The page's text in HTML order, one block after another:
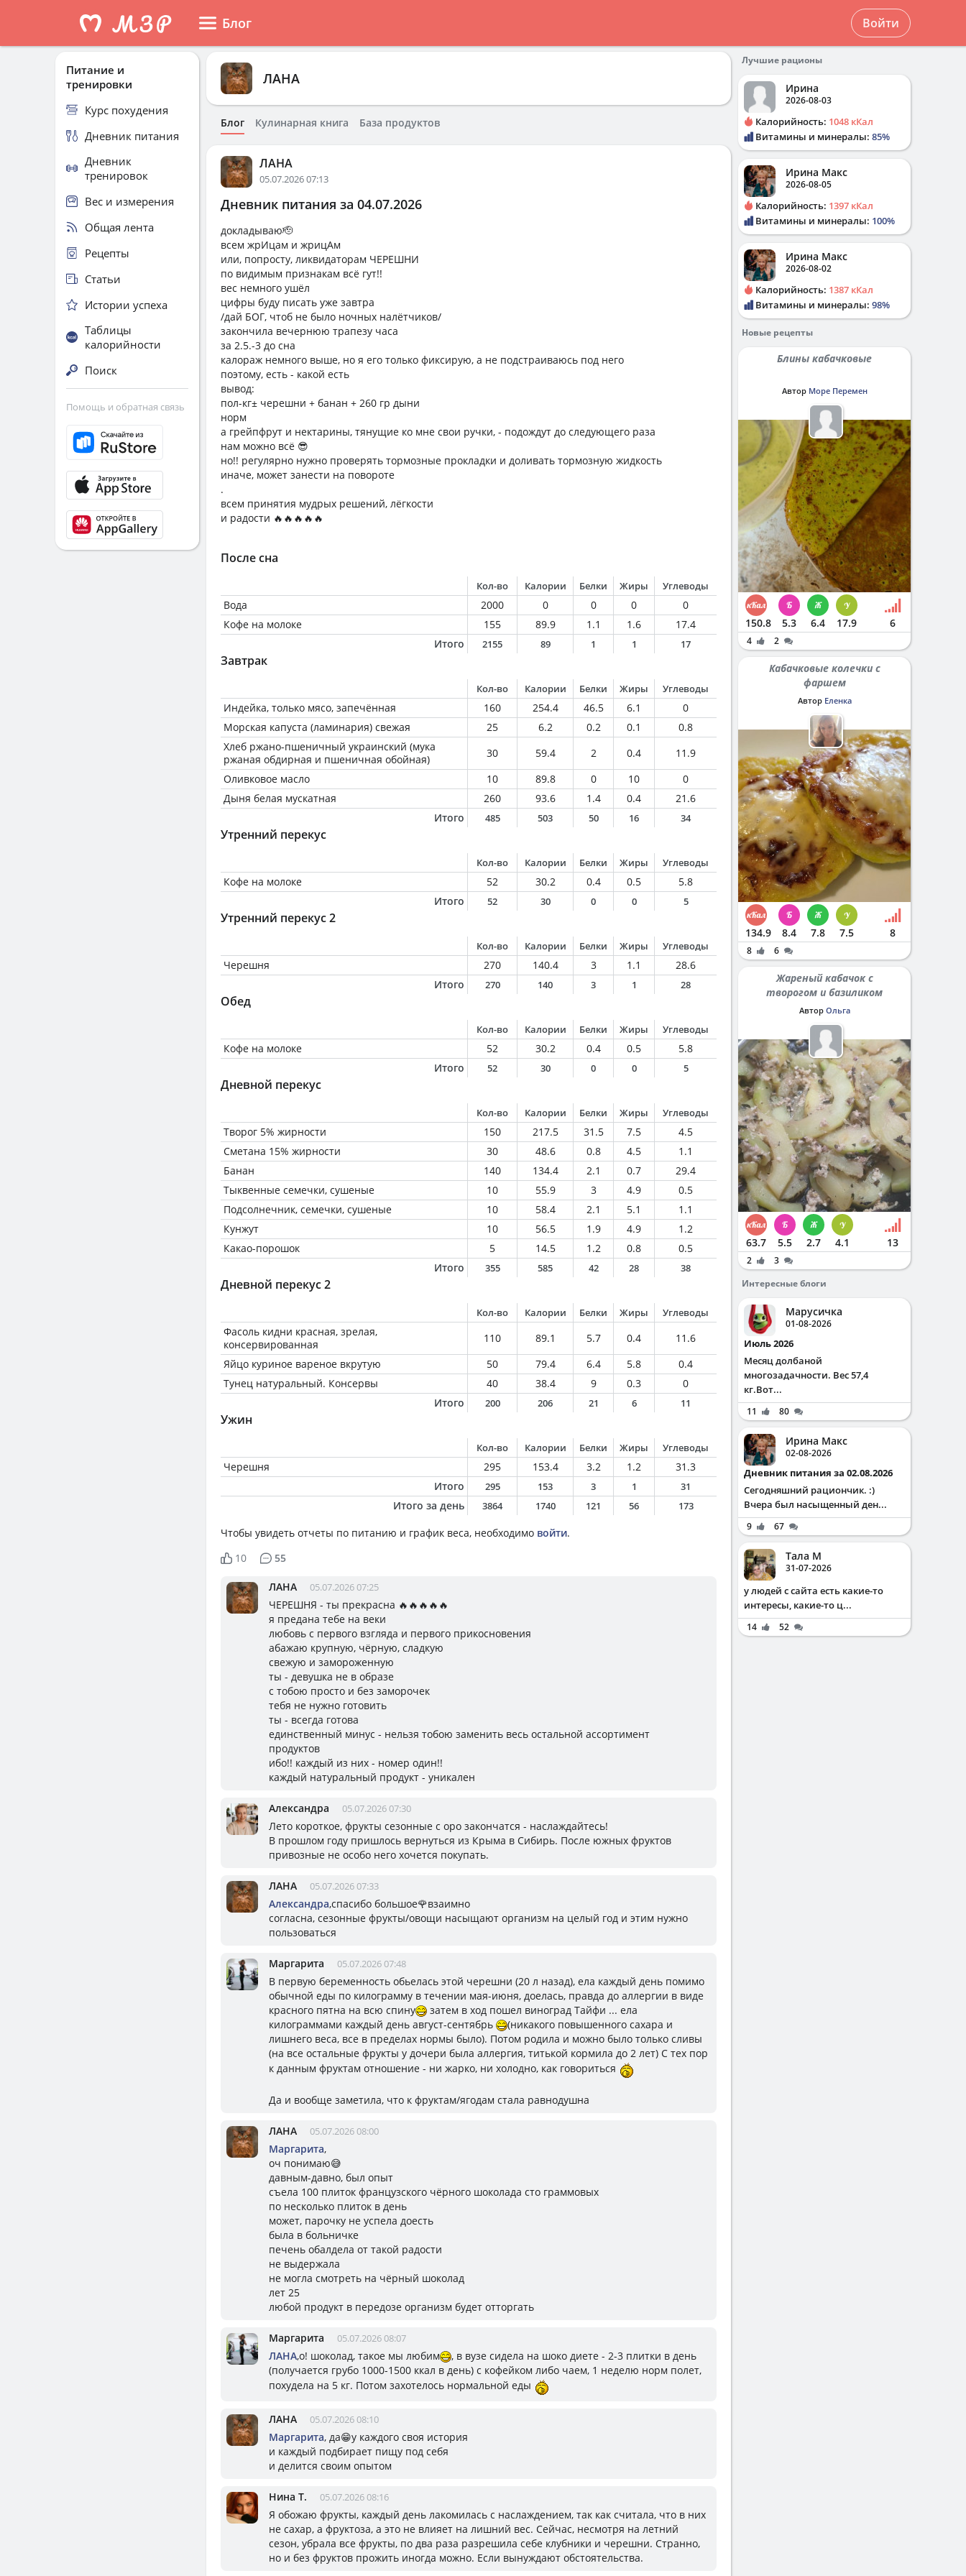
Блог Войти
ЛАНА
Блог Кулинарная книга База продуктов
ЛАНА
05.07.2026 07:13
Дневник питания за 04.07.2026
докладываю🫡
всем жрИцам и жрицАм
или, попросту, ликвидаторам ЧЕРЕШНИ
по видимым признакам всё гут!!
вес немного ушёл
цифры буду писать уже завтра
/дай БОГ, чтоб не было ночных налётчиков/
закончила вечернюю трапезу часа
за 2.5.-3 до сна
калораж немного выше, но я его только фиксирую, а не подстраиваюсь под него
поэтому, есть - какой есть
вывод:
пол-кг± черешни + банан + 260 гр дыни
норм
а грейпфрут и нектарины, тянущие ко мне свои ручки, - подождут до следующего раза
нам можно всё 😎
но!! регулярно нужно проверять тормозные прокладки и доливать тормозную жидкость
иначе, может занести на повороте
.
всем принятия мудрых решений, лёгкости
и радости 🔥🔥🔥🔥🔥
После сна
Кол-во Калории Белки Жиры Углеводы
Вода 2000 0 0 0
0
Кофе на молоке
155 89.9 1.1 1.6
17.4
Итого
2155 89 1 1 17
Завтрак
Кол-во Калории Белки Жиры Углеводы
Индейка, только мясо, запечённая 160 254.4 46.5 6.1
0
Морская капуста (ламинария) свежая
25 6.2 0.2 0.1
0.8
Хлеб ржано-пшеничный украинский (мука
ржаная обдирная и пшеничная обойная)
30 59.4 2 0.4
11.9
Оливковое масло
10 89.8 0 10
0
Дыня белая мускатная
260 93.6 1.4 0.4
21.6
Итого
485 503 50 16 34
Утренний перекус
Кол-во Калории Белки Жиры Углеводы
Кофе на молоке 52 30.2 0.4 0.5
5.8
Итого
52 30 0 0 5
Утренний перекус 2
Кол-во Калории Белки Жиры Углеводы
Черешня 270 140.4 3 1.1
28.6
Итого
270 140 3 1 28
Обед
Кол-во Калории Белки Жиры Углеводы
Кофе на молоке 52 30.2 0.4 0.5
5.8
Итого
52 30 0 0 5
Дневной перекус
Кол-во Калории Белки Жиры Углеводы
Творог 5% жирности 150 217.5 31.5 7.5
4.5
Сметана 15% жирности
30 48.6 0.8 4.5
1.1
Банан
140 134.4 2.1 0.7
29.4
Тыквенные семечки, сушеные
10 55.9 3 4.9
0.5
Подсолнечник, семечки, сушеные
10 58.4 2.1 5.1
1.1
Кунжут
10 56.5 1.9 4.9
1.2
Какао-порошок
5 14.5 1.2 0.8
0.5
Итого
355 585 42 28 38
Дневной перекус 2
Кол-во Калории Белки Жиры Углеводы
Фасоль кидни красная, зрелая,
консервированная
110 89.1 5.7 0.4
11.6
Яйцо куриное вареное вкрутую
50 79.4 6.4 5.8
0.4
Тунец натуральный. Консервы
40 38.4 9 0.3
0
Итого
200 206 21 6 11
Ужин
Кол-во Калории Белки Жиры Углеводы
Черешня 295 153.4 3.2 1.2
31.3
Итого
295 153 3 1 31
Итого за день 3864 1740 121 56 173
Чтобы увидеть отчеты по питанию и график веса, необходимо войти.
10
55
ЛАНА 05.07.2026 07:25
ЧЕРЕШНЯ - ты прекрасна 🔥🔥🔥🔥🔥
я предана тебе на веки
любовь с первого взгляда и первого прикосновения
абажаю крупную, чёрную, сладкую
свежую и замороженную
ты - девушка не в образе
с тобою просто и без заморочек
тебя не нужно готовить
ты - всегда готова
единственный минус - нельзя тобою заменить весь остальной ассортимент
продуктов
ибо!! каждый из них - номер один!!
каждый натуральный продукт - уникален
Александра 05.07.2026 07:30
Лето короткое, фрукты сезонные с оро закончатся - наслаждайтесь!
В прошлом году пришлось вернуться из Крыма в Сибирь. После южных фруктов
привозные не особо него хочется покупать.
ЛАНА 05.07.2026 07:33
Александра,спасибо большое🌹взаимно
согласна, сезонные фрукты/овощи насыщают организм на целый год и этим нужно
пользоваться
Маргарита 05.07.2026 07:48
В первую беременность обьелась этой черешни (20 л назад), ела каждый день помимо
обычной еды по килограмму в течении мая-июня, доелась, правда до аллергии в виде
красного пятна на всю спину
затем в ход пошел виноград Тайфи ... ела
килограммами каждый день август-сентябрь
(никакого повышенного сахара и
лишнего веса, все в пределах нормы было). Потом родила и можно было только сливы
(на все остальные фрукты у дочери была аллергия, титькой кормила до 2 лет) С тех пор
к данным фруктам отношение - ни жарко, ни холодно, как говориться
Да и вообще заметила, что к фруктам/ягодам стала равнодушна
ЛАНА 05.07.2026 08:00
Маргарита,
оч понимаю😅
давным-давно, был опыт
съела 100 плиток французского чёрного шоколада сто граммовых
по несколько плиток в день
может, парочку не успела доесть
была в больничке
печень обалдела от такой радости
не выдержала
не могла смотреть на чёрный шоколад
лет 25
любой продукт в передозе организм будет отторгать
Маргарита 05.07.2026 08:07
ЛАНА,о! шоколад, такое мы любим
, в вузе сидела на шоко диете - 2-3 плитки в день
(получается грубо 1000-1500 ккал в день) с кофейком либо чаем, 1 неделю норм полет,
похудела на 5 кг. Потом захотелось нормальной еды
ЛАНА 05.07.2026 08:10
Маргарита, да😁у каждого своя история
и каждый подбирает пищу под себя
и делится своим опытом
Нина Т. 05.07.2026 08:16
Я обожаю фрукты, каждый день лакомилась с наслаждением, так как считала, что в них
не сахар, а фруктоза, а это не влияет на лишний вес. Сейчас, несмотря на летний
сезон, убрала все фрукты, по два раза разрешила себе клубники и черешни. Странно,
но и без фруктов прожить иногда можно. Если вынуждают обстоятельства.
Питание и
тренировки
Курс похудения
Дневник питания
Дневник
тренировок
Вес и измерения
Общая лента
Рецепты
Статьи
Истории успеха
Таблицы
калорийности
Поиск
Помощь и обратная связь
Лучшие рационы
Ирина
2026-08-03
Калорийность: 1048 кКал
Витамины и минералы: 85%
Ирина Макс
2026-08-05
Калорийность: 1397 кКал
Витамины и минералы: 100%
Ирина Макс
2026-08-02
Калорийность: 1387 кКал
Витамины и минералы: 98%
Новые рецепты
Блины кабачковые
Автор Море Перемен
150.8 5.3 6.4 17.9 6
4 2
Кабачковые колечки с
фаршем
Автор Еленка
134.9 8.4 7.8 7.5 8
8 6
Жареный кабачок с
творогом и базиликом
Автор Ольга
63.7 5.5 2.7 4.1 13
2
3
Интересные блоги
Марусичка
01-08-2026
Июль 2026
Месяц долбаной
многозадачности. Вес 57,4
кг.Вот...
11 80
Ирина Макс
02-08-2026
Дневник питания за 02.08.2026
Сегодняшний рациончик. :)
Вчера был насыщенный ден...
9 67
Тала М
31-07-2026
у людей с сайта есть какие-то
интересы, какие-то ц...
14 52